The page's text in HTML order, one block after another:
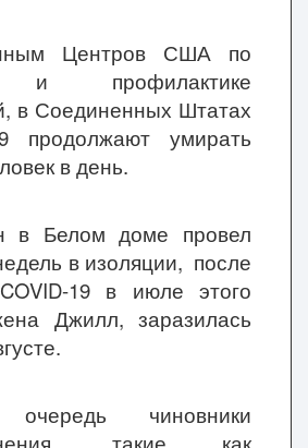
Центров США по
и профилактике
в Соединенных Штатах
продолжают умирать
в день.
в Белом доме провел
в изоляции, после
19 в июле этого
Джилл, заразилась
чиновники